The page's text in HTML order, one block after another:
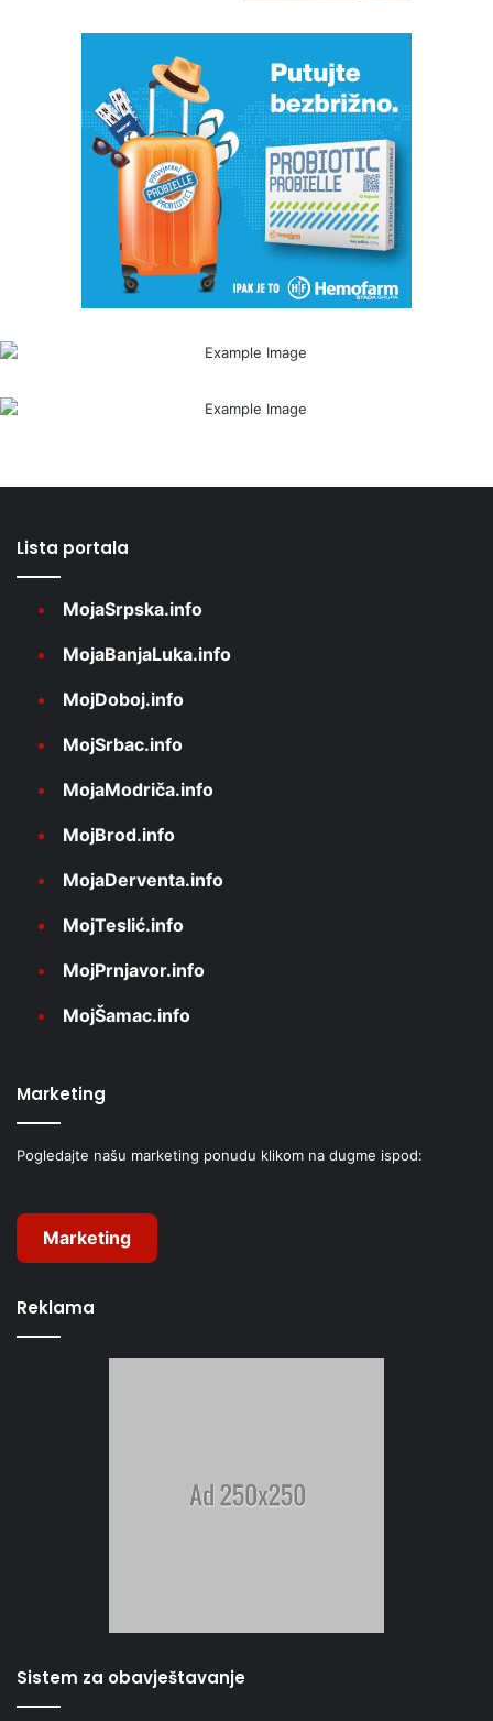
Lista portala
MojaSrpska.info
MojaBanjaLuka.info
MojDoboj.info
MojSrbac.info
MojaModriča.info
MojBrod.info
MojaDerventa.info
MojTeslić.info
MojPrnjavor.info
MojŠamac.info
Marketing
Pogledajte našu marketing ponudu klikom na dugme ispod:
Marketing
Reklama
Sistem za obavještavanje